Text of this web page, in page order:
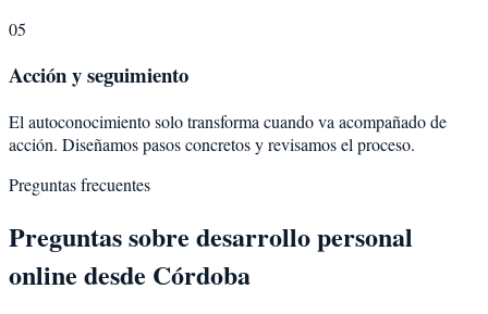
05
Acción y seguimiento
El autoconocimiento solo transforma cuando va acompañado de
acción. Diseñamos pasos concretos y revisamos el proceso.
Preguntas frecuentes
Preguntas sobre desarrollo personal
online desde Córdoba